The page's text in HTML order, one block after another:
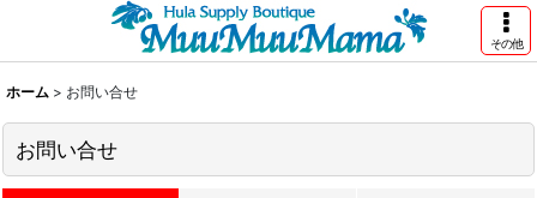
その他
ホーム > お問い合せ
お問い合せ